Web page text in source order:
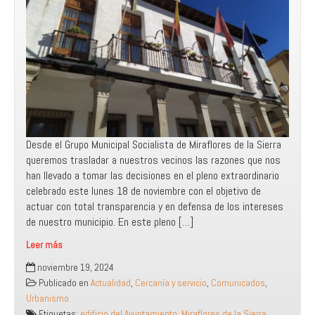
Desde el Grupo Municipal Socialista de Miraflores de la Sierra
queremos trasladar a nuestros vecinos las razones que nos
han llevado a tomar las decisiones en el pleno extraordinario
celebrado este lunes 18 de noviembre con el objetivo de
actuar con total transparencia y en defensa de los intereses
de nuestro municipio. En este pleno […]
Leer más
Apostamos
por
la
rehabilitación
noviembre 19, 2024
Publicado en Actualidad, Cercanía y servicio, Comunicados,
Urbanismo